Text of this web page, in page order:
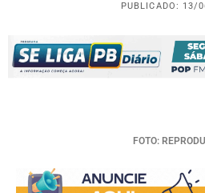
PUBLICADO: 13/
FOTO: